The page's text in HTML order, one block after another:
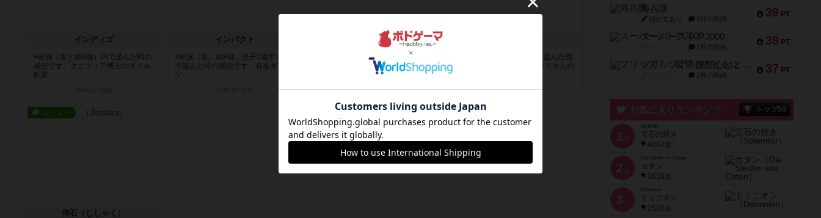
インディゴ
※家族（妻と娘8歳）内で遊んだ時の
感想です。クニツィア博士のタイル
配置...
インパクト
※家族（妻、娘8歳、息子2歳半）4人
で遊んだ時の感想です。有名ダイス
ゲ...
イグゾースト
※家族（娘8歳、妻）3人でプレイし
た感想になります。ルールはシンプ
4年以上前の投稿
※家族（妻、娘8歳）3人で遊んだ感
想になりますコスメボックスさんの
4年以上前の投稿
レビュー
侍石（じしゃく）
39 PT
海兵隊
紹介文あり 1件の投稿
39 PT
スーパーストア3000
1件の投稿
37 PT
フリップ７：復讐心とともに
2件の投稿
お気に入りランキング トップ50
1 位
宝石の煌き
4042名
2 位
Die Siedler von Catan
カタン
3618名
3 位
ドミニオン
2530名